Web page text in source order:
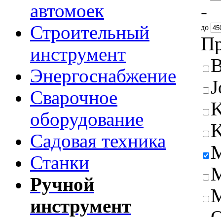
автомоек
Строительный
инструмент
Энергоснабжение
Сварочное
оборудование
Садовая техника
Станки
Ручной
инструмент
-
до